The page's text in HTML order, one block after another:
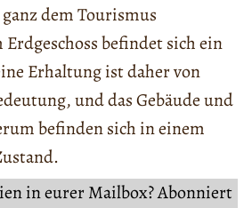
dem Tourismus
befindet sich ein
Erhaltung ist daher von
und das Gebäude und
befinden sich in einem
in eurer Mailbox? Abonniert